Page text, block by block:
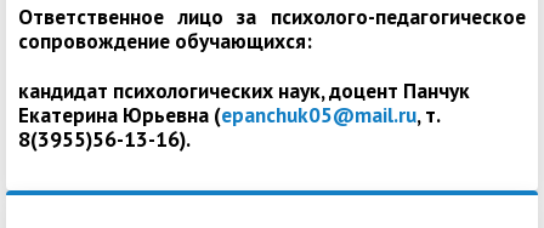
Ответственное лицо за психолого-педагогическое
сопровождение обучающихся:
кандидат психологических наук, доцент Панчук
Екатерина Юрьевна (epanchuk05@mail.ru, т.
8(3955)56-13-16).